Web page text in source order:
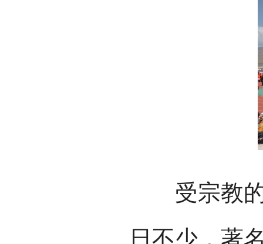
受宗教的
日不少，著